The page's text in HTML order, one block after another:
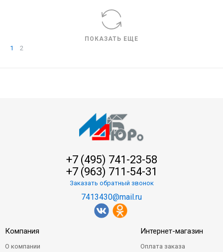
ПОКАЗАТЬ ЕЩЕ
1 2
+7 (495) 741-23-58
+7 (963) 711-54-31
Заказать обратный звонок
7413430@mail.ru
Компания
О компании
Интернет-магазин
Оплата заказа